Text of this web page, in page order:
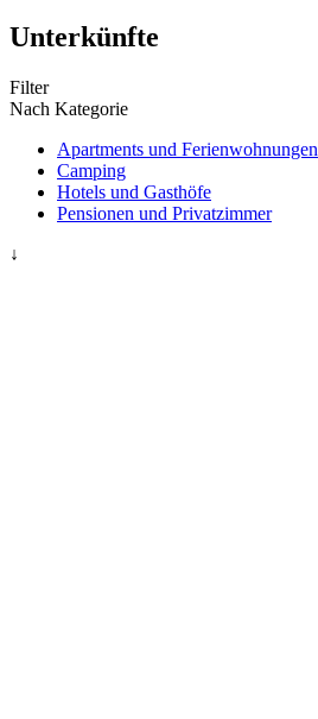
Unterkünfte
Filter
Nach Kategorie
Apartments und Ferienwohnungen
Camping
Hotels und Gasthöfe
Pensionen und Privatzimmer
↓